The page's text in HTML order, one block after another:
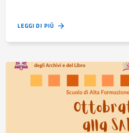
LEGGI DI PIÙ